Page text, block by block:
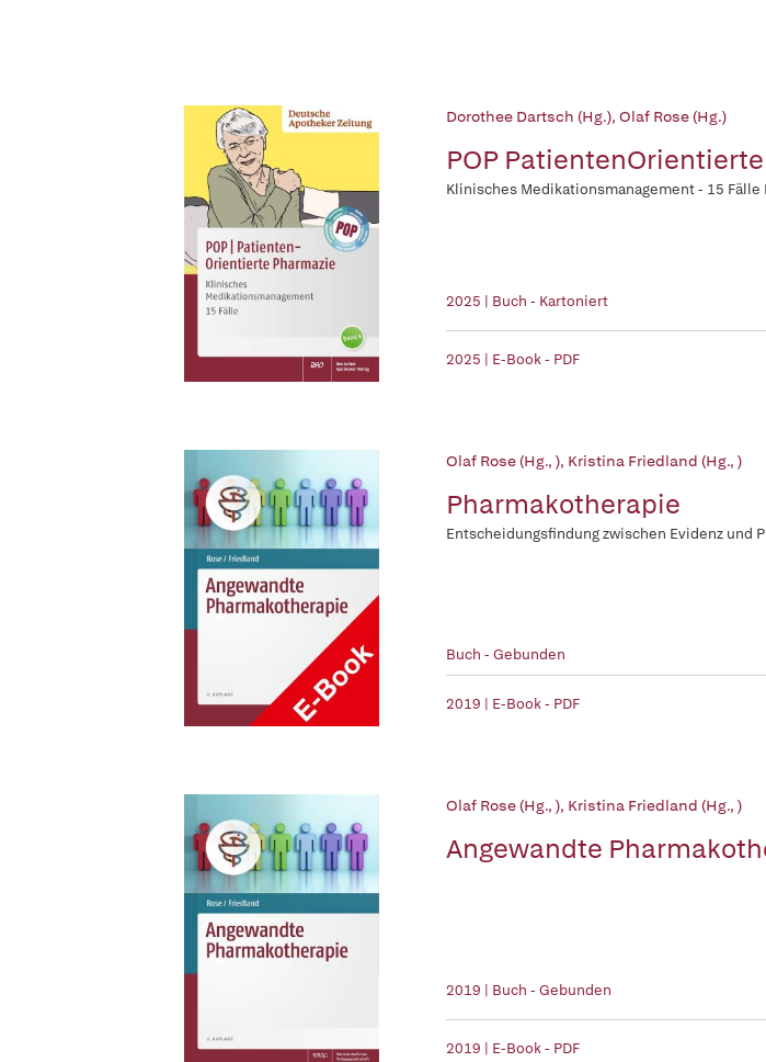
Dorothee Dartsch (Hg.), Olaf Rose (Hg.)
POP
Klinisches Medikationsmanagement - 15 Fälle
2025 | Buch - Kartoniert
2025 | E-Book - PDF
Olaf Rose (Hg., ), Kristina Friedland (Hg., )
Pharmakotherapie
Entscheidungsfindung zwischen Evidenz und
Buch - Gebunden
2019 | E-Book - PDF
Olaf Rose (Hg., ), Kristina Friedland (Hg., )
Angewandte
2019 | Buch - Gebunden
2019 | E-Book - PDF